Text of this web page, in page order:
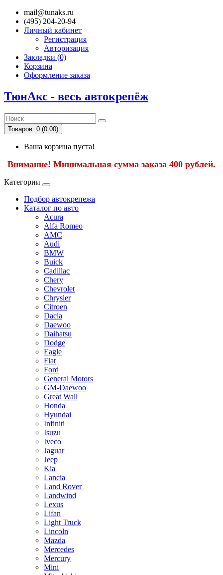
mail@tunaks.ru
(495) 204-20-94
Личный кабинет
Регистрация
Авторизация
Закладки (0)
Корзина
Оформление заказа
ТюнАкс - весь автокрепёж
Товаров: 0 (0.00)
Ваша корзина пуста!
Внимание! Минимальная сумма заказа 400 рублей.
Категории
Подбор автокрепежа
Каталог по авто
Acura
Alfa Romeo
AMC
Audi
BMW
Buick
Cadillac
Chery
Chevrolet
Chrysler
Citroen
Dacia
Daewoo
Daihatsu
Dodge
Eagle
Fiat
Ford
General Motors
GM-Daewoo
Great Wall
Honda
Hyundai
Infiniti
Isuzu
Iveco
Jaguar
Jeep
Kia
Lancia
Land Rover
Landwind
Lexus
Lifan
Light Truck
Lincoln
Mazda
Mercedes
Mercury
Mini